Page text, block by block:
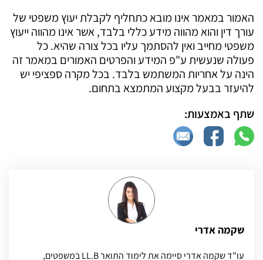
האמור במאמר אינו מובא כתחליף לקבלת יעוץ משפטי של
עורך דין והוא מהווה מידע כללי בלבד, אשר אינו מהווה ייעוץ
משפטי מחייב ואין להסתמך עליו בכל צורה שהיא. כל
פעולה שנעשית ע"פ המידע והפרטים האמורים במאמר זה
הינה על אחריות המשתמש בלבד. בכל מקרה ספציפי יש
להיעזר בבעל מקצוע המתמצא בתחום.
שתף באמצעות:
שקמה אדרי
עו"ד שקמה אדרי סיימה את לימוד התואר LL.B במשפטים,